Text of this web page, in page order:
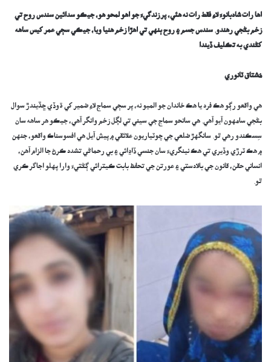
اها رات شادبانوءَ لاءِ فقط رات نه هئي، پر زندگيءَ جو اهو لمحو هو، جيڪو سدائين سندس روح تي
زخم بڻجي رهندو. سندس جسم ۽ روح ٻنهي تي اهڙا زخم هنيا ويا، جيڪي سڄي عمر کيس ساهه
کڻندي به تڪليف ڏيندا
مُشتاق ٽانوري
هي واقعو رڳو هڪ فرد يا هڪ خاندان جو الميو نه، پر سڄي سماج لاءِ ضمير کي ڌوڏي ڇڏيندڙ سوال
بڻجي سامهون آيو آهي. هي سانحو سماج جي سيني تي لڳل زخم وانگر آهي، جيڪو هر ساهه سان
سِسڪندو رهي ٿو. سانگهڙ ضلعي جي چوٽياريون علائقي ۾ پيش آيل هي افسوسناڪ واقعو، جنهن
۾ هڪ ٽرڙي وڏيري تي هڪ نينگريءَ سان جنسي ڏاڍائي ۽ بي رحماڻي تشدد ڪرڻ جا الزام آهن،
انساني حقن، قانون جي بالادستي ۽ عورتن جي تحفظ بابت ڪيترائي ڳڻتيءَ وارا پهلو اجاگر ڪري
ٿو.